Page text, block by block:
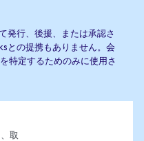
行、後援、または承認さ
との提携もありません。会
特定するためのみに使用さ
取